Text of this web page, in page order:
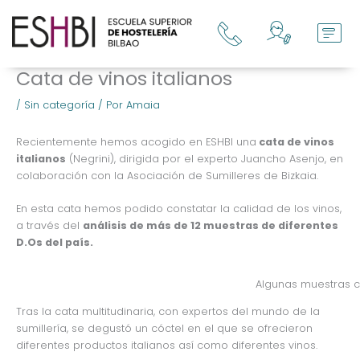
contenido
Cata de vinos italianos
/ Sin categoría / Por Amaia
Recientemente hemos acogido en ESHBI una cata de vinos
italianos (Negrini), dirigida por el experto Juancho Asenjo, en
colaboración con la Asociación de Sumilleres de Bizkaia.
En esta cata hemos podido constatar la calidad de los vinos,
a través del análisis de más de 12 muestras de diferentes
D.Os del país.
Algunas muestras
Tras la cata multitudinaria, con expertos del mundo de la
sumillería, se degustó un cóctel en el que se ofrecieron
diferentes productos italianos así como diferentes vinos.